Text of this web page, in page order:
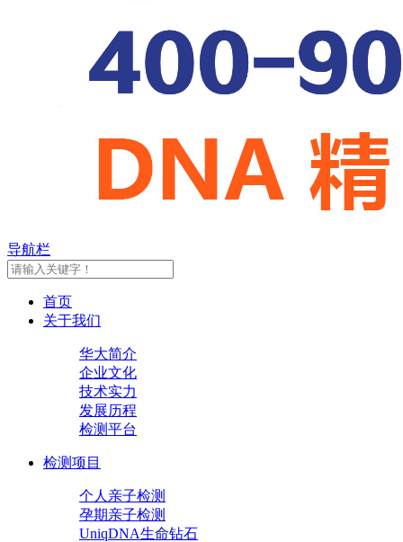
导航栏
首页
关于我们
华大简介
企业文化
技术实力
发展历程
检测平台
检测项目
个人亲子检测
孕期亲子检测
UniqDNA生命钻石